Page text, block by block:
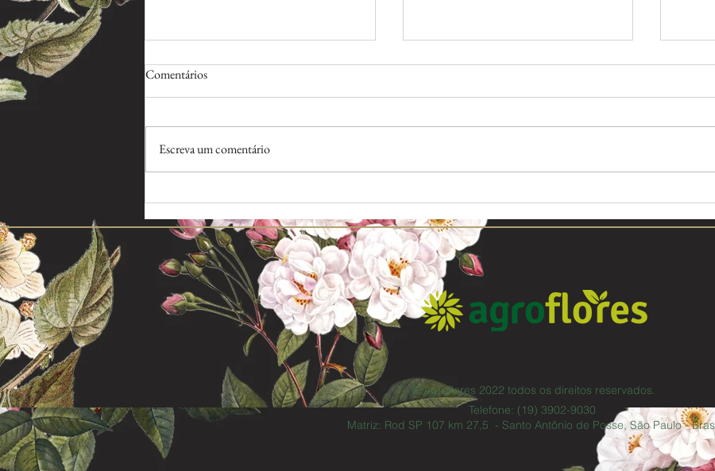
Recife. Qual o melhor lugar?
Recife. Qual o melhor lugar?
Comentários
Escreva um comentário
© Agroflores 2022 todos os direitos reservados.
Telefone: (19) 3902-9030
Matriz: Rod SP 107 km 27,5 - Santo Antônio de Posse, São Paulo -